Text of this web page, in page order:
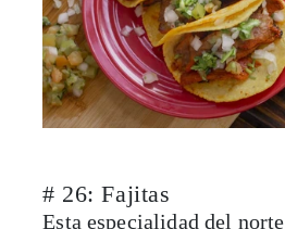
# 26: Fajitas
Esta especialidad del